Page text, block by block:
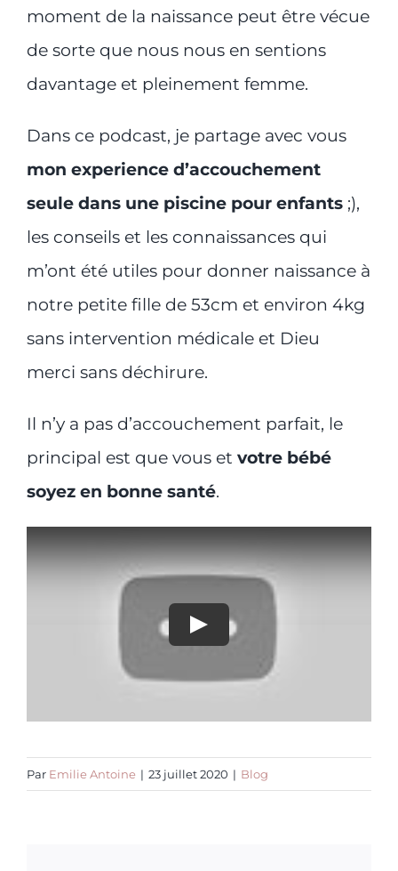
moment de la naissance peut être vécue
de sorte que nous nous en sentions
davantage et pleinement femme.
Dans ce podcast, je partage avec vous
mon experience d’accouchement
seule dans une piscine pour enfants;),
les conseils et les connaissances qui
m’ont été utiles pour donner naissance à
notre petite fille de 53cm et environ 4kg
sans intervention médicale et Dieu
merci sans déchirure.
Il n’y a pas d’accouchement parfait, le
principal est que vous et votre bébé
soyez en bonne santé.
Par Emilie Antoine | 23 juillet 2020 | Blog